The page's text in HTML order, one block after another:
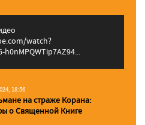
watch?
h0nMPQWTip7AZ94...
18:56
на страже Корана:
о Священной Книге